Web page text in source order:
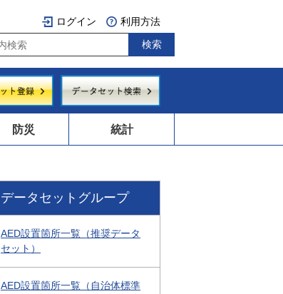
ログイン 利用方法
防災 統計
データセットグループ
AED設置箇所一覧（推奨データ
セット）
AED設置箇所一覧（自治体標準